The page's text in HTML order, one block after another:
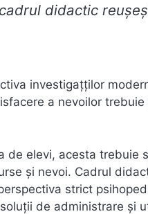
didactic
investigațților
a nevoilor
elevi, acesta trebuie
şi nevoi. Cadrul
strict
de administrare şi